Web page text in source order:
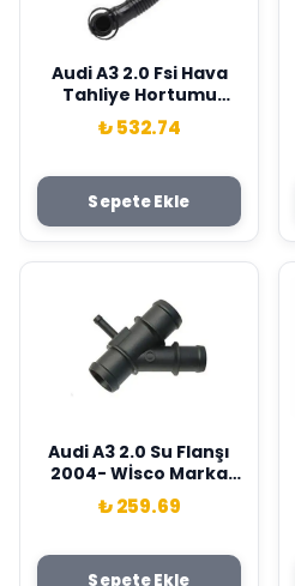
Audi A3 2.0 Fsi Hava
Tahliye Hortumu
Wisco Marka
06F103235A
₺ 532.74
Sepete Ekle
Audi A3 2.0 Su Flanşı
2004- Wİsco Marka
1K0121087H
₺ 259.69
Sepete Ekle